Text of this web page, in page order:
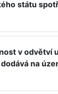
státu
v odvětví
na